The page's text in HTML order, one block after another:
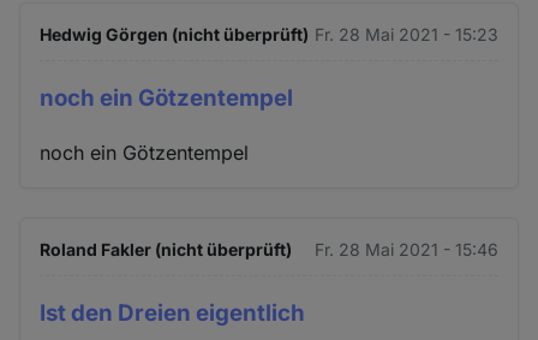
Hedwig Görgen (nicht überprüft) Fr. 28 Mai 2021 - 15:23
noch ein Götzentempel
noch ein Götzentempel
Roland Fakler (nicht überprüft) Fr. 28 Mai 2021 - 15:46
Ist den Dreien eigentlich